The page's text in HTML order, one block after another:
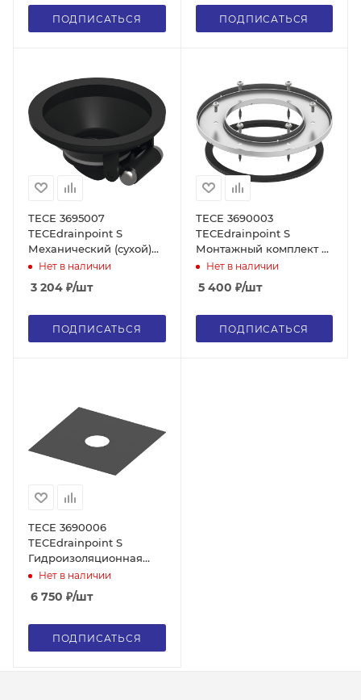
ПОДПИСАТЬСЯ ПОДПИСАТЬСЯ
TECE 3695007
TECEdrainpoint S
Механический (сухой)
затвор от запахов для
точечного дренажного
трапа TECE
Нет в наличии
3 204 ₽/шт
ПОДПИСАТЬСЯ
TECE 3690003
TECEdrainpoint S
Монтажный комплект с
прижимным фланцем,
нержавеющая сталь
Нет в наличии
5 400 ₽/шт
ПОДПИСАТЬСЯ
TECE 3690006
TECEdrainpoint S
Гидроизоляционная
пленка EPDM,
обрезаемая по месту,
для зажимных
Нет в наличии
6 750 ₽/шт
ПОДПИСАТЬСЯ